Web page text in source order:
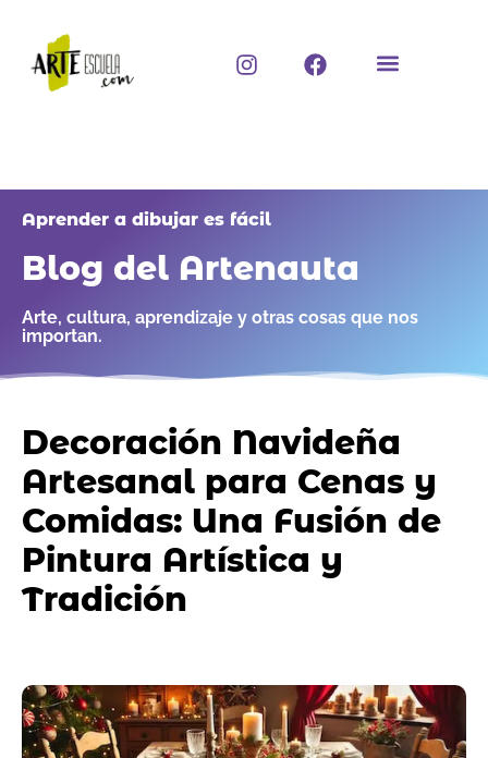
contenido
I
n
r
a
F
a
o
Aprender a dibujar es fácil
Blog del Artenauta
Arte, cultura, aprendizaje y otras cosas que nos
importan.
Decoración Navideña
Artesanal para Cenas y
Comidas: Una Fusión de
Pintura Artística y
Tradición